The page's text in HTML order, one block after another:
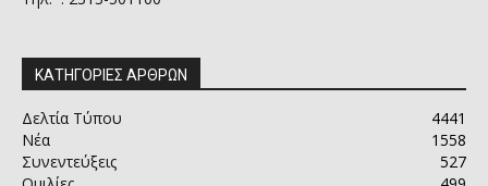
ΚΑΤΗΓΟΡΙΕΣ ΑΡΘΡΩΝ
Δελτία Τύπου
4441
Νέα
1558
Συνεντεύξεις
527